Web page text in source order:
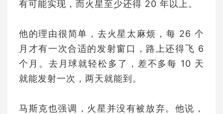
有可能实现，而火星至少还得 20 年以上。
他的理由很简单，去火星太麻烦，每 26 个
月才有一次合适的发射窗口，路上还得飞 6
个月。去月球就轻松多了，差不多每 10 天
就能发射一次，两天就能到。
马斯克也强调，火星并没有被放弃。他说，